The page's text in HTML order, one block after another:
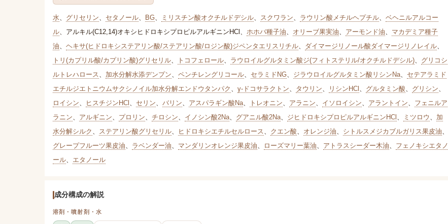
水、 グリセリン、 セタノール、 BG、 ミリスチン酸オクチルドデシル、 スクワラン、 ラウリン酸メチルヘプチル、 ベヘニルアルコー
ル、 アルキル(C12,14)オキシヒドロキシプロピルアルギニンHCl 、 ホホバ種子油、 オリーブ果実油、 アーモンド油、 マカデミア種子
油、 ヘキサ(ヒドロキシステアリン酸/ステアリン酸/ロジン酸)ジペンタエリスリチル、 ダイマージリノール酸ダイマージリノレイル、
トリ(カプリル酸/カプリン酸)グリセリル、 トコフェロール、 ラウロイルグルタミン酸ジ(フィトステリル/オクチルドデシル)、 グリコシ
ルトレハロース、 加水分解水添デンプン、 ペンチレングリコール、 セラミドNG、 ジラウロイルグルタミン酸リシンNa、 セテアラミド
エチルジエトニウムサクシノイル加水分解エンドウタンパク 、 γ-ドコサラクトン、 タウリン、 リシンHCl 、 グルタミン酸、 グリシン、
ロイシン、 ヒスチジンHCl 、 セリン、 バリン、 アスパラギン酸Na、 トレオニン、 アラニン、 イソロイシン、 アラントイン、 フェニルア
ラニン、 アルギニン、 プロリン、 チロシン、 イノシン酸2Na、 グアニル酸2Na、 ジヒドロキシプロピルアルギニンHCl 、 ミツロウ 、 加
水分解シルク 、 ステアリン酸グリセリル、 ヒドロキシエチルセルロース、 クエン酸、 オレンジ油、 シトルスメジカブルガリス果皮油、
グレープフルーツ果皮油、 ラベンダー油、 マンダリンオレンジ果皮油、 ローズマリー葉油、 アトラスシーダー木油、 フェノキシエタノ
ール、 エタノール
成分構成の解説
溶剤・噴射剤・水